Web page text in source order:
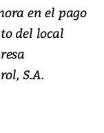
en el pago
del local
S.A.